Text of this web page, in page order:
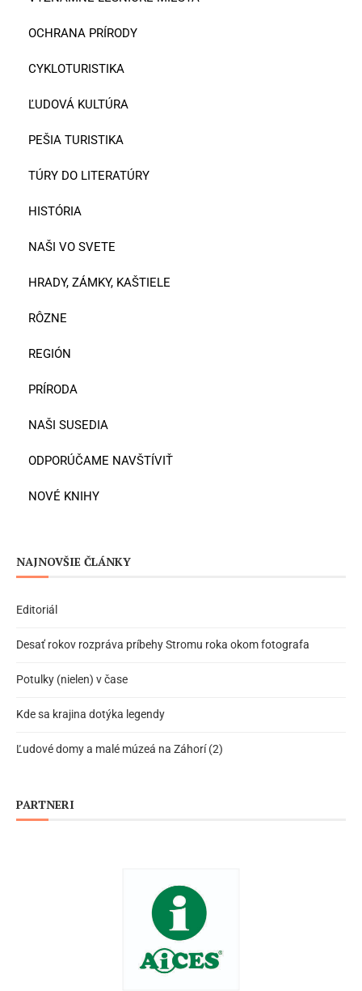
OCHRANA PRÍRODY
CYKLOTURISTIKA
ĽUDOVÁ KULTÚRA
PEŠIA TURISTIKA
TÚRY DO LITERATÚRY
HISTÓRIA
NAŠI VO SVETE
HRADY, ZÁMKY, KAŠTIELE
RÔZNE
REGIÓN
PRÍRODA
NAŠI SUSEDIA
ODPORÚČAME NAVŠTÍVIŤ
NOVÉ KNIHY
NAJNOVŠIE ČLÁNKY
Editoriál
Desať rokov rozpráva príbehy Stromu roka okom fotografa
Potulky (nielen) v čase
Kde sa krajina dotýka legendy
Ľudové domy a malé múzeá na Záhorí (2)
PARTNERI